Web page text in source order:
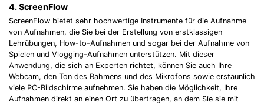
4. ScreenFlow
ScreenFlow bietet sehr hochwertige Instrumente für die Aufnahme
von Aufnahmen, die Sie bei der Erstellung von erstklassigen
Lehrübungen, How-to-Aufnahmen und sogar bei der Aufnahme von
Spielen und Vlogging-Aufnahmen unterstützen. Mit dieser
Anwendung, die sich an Experten richtet, können Sie auch Ihre
Webcam, den Ton des Rahmens und des Mikrofons sowie erstaunlich
viele PC-Bildschirme aufnehmen. Sie haben die Möglichkeit, Ihre
Aufnahmen direkt an einen Ort zu übertragen, an dem Sie sie mit